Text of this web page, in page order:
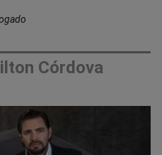
Córdova